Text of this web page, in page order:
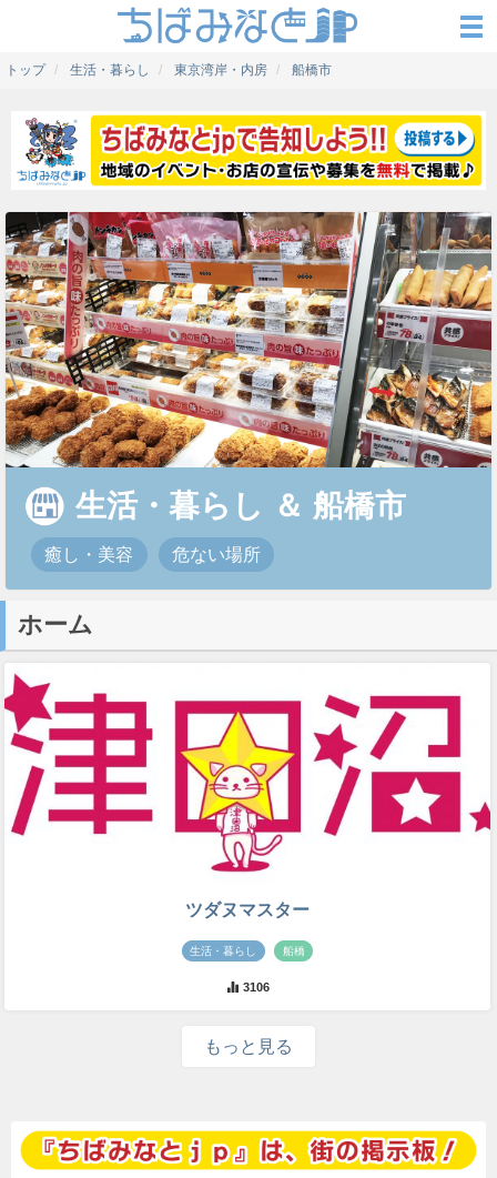
トップ 生活・暮らし 東京湾岸・内房 船橋市
生活・暮らし ＆ 船橋市
癒し・美容 危ない場所
ホーム
ツダヌマスター
生活・暮らし 船橋
3106
もっと見る